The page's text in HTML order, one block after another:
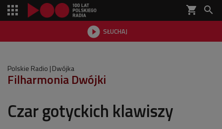
shopping_cart 
 SŁUCHAJ

Polskie Radio Dwójka
Filharmonia Dwójki
Czar gotyckich klawiszy